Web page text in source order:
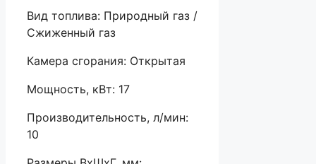
Вид топлива: Природный газ /
Сжиженный газ
Камера сгорания: Открытая
Мощность, кВт: 17
Производительность, л/мин:
10